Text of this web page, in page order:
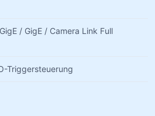
/ GigE / Camera Link Full
Triggersteuerung